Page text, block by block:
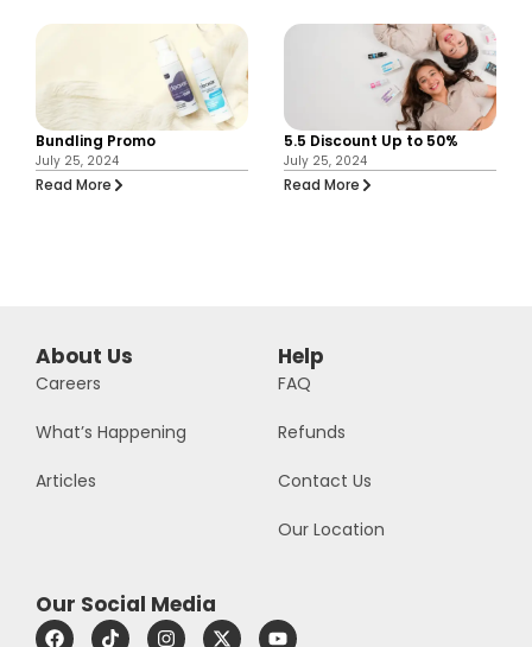
Bundling Promo
July 25, 2024
Read More
5.5 Discount Up to 50%
July 25, 2024
Read More
About Us
Careers
What’s Happening
Articles
Help
FAQ
Refunds
Contact Us
Our Location
Our Social Media